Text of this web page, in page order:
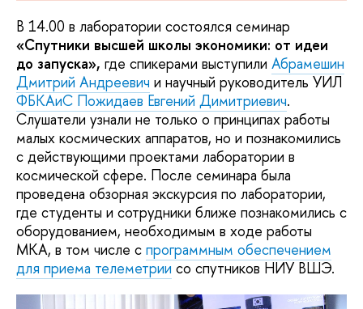
В 14.00 в лаборатории состоялся семинар
«Спутники высшей школы экономики: от идеи
до запуска», где спикерами выступили Абрамешин
Дмитрий Андреевич и научный руководитель УИЛ
ФБКАиС Пожидаев Евгений Димитриевич.
Слушатели узнали не только о принципах работы
малых космических аппаратов, но и познакомились
с действующими проектами лаборатории в
космической сфере. После семинара была
проведена обзорная экскурсия по лаборатории,
где студенты и сотрудники ближе познакомились с
оборудованием, необходимым в ходе работы
МКА, в том числе с программным обеспечением
для приема телеметрии со спутников НИУ ВШЭ.